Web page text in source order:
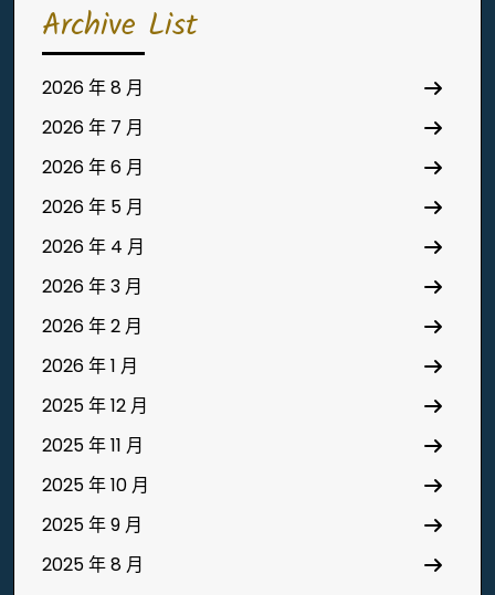
Archive List
2026 年 8 月
2026 年 7 月
2026 年 6 月
2026 年 5 月
2026 年 4 月
2026 年 3 月
2026 年 2 月
2026 年 1 月
2025 年 12 月
2025 年 11 月
2025 年 10 月
2025 年 9 月
2025 年 8 月